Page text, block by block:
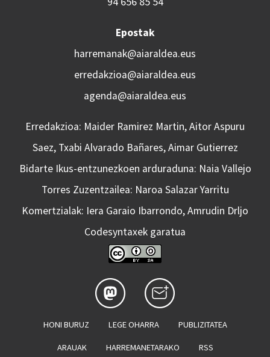
Epostak
harremanak@aiaraldea.eus
erredakzioa@aiaraldea.eus
agenda@aiaraldea.eus
Erredakzioa: Maider Ramirez Martin, Aitor Aspuru
Saez, Txabi Alvarado Bañares, Aimar Gutierrez
Bidarte Ikus-entzunezkoen arduraduna: Naia Vallejo
Torres Zuzentzailea: Naroa Salazar Yarritu
Komertzialak: Iera Garaio Ibarrondo, Amrudin Drljo
Codesyntaxek garatua
HONI BURUZ LEGE OHARRA PUBLIZITATEA
ARAUAK HARREMANETARAKO RSS